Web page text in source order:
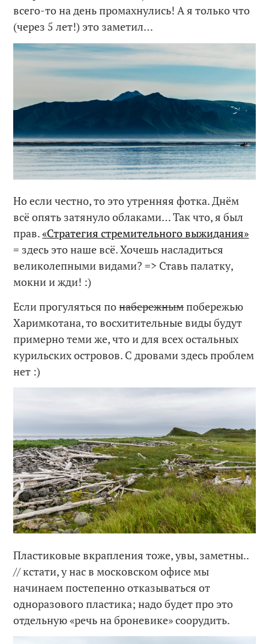
всего-то на день промахнулись! А я только что
(через 5 лет!) это заметил…
Но если честно, то это утренняя фотка. Днём
всё опять затянуло облаками… Так что, я был
прав.«Стратегия стремительного выжидания»
= здесь это наше всё. Хочешь насладиться
великолепными видами? => Ставь палатку,
мокни и жди! :)
Если прогуляться понабережнымпобережью
Харимкотана, то восхитительные виды будут
примерно теми же, что и для всех остальных
курильских островов. С дровами здесь проблем
нет :)
Пластиковые вкрапления тоже, увы, заметны..
// кстати, у нас в московском офисе мы
начинаем постепенно отказываться от
одноразового пластика; надо будет про это
отдельную «речь на броневике» соорудить.